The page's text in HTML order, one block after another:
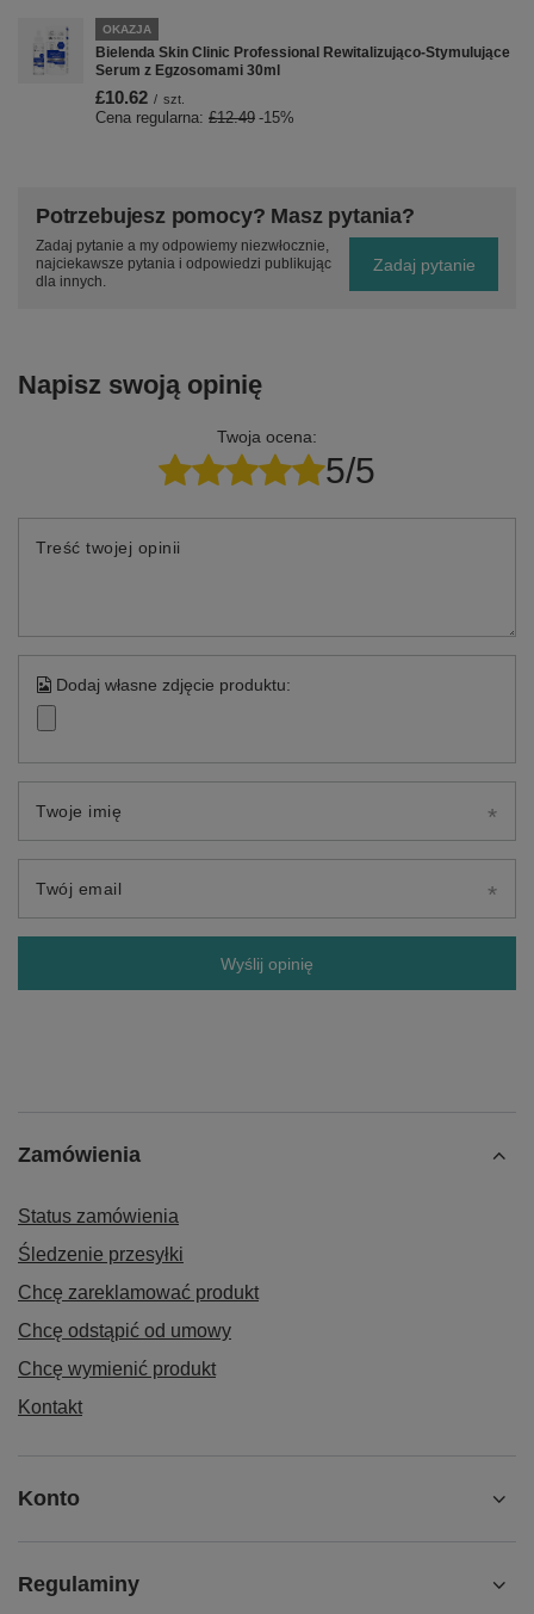
OKAZJA
Bielenda Skin Clinic Professional Rewitalizująco-Stymulujące
Serum z Egzosomami 30ml
£10.62 / szt.
Cena regularna: £12.49 -15%
Potrzebujesz pomocy? Masz pytania?
Zadaj pytanie a my odpowiemy niezwłocznie,
najciekawsze pytania i odpowiedzi publikując
dla innych.
Zadaj pytanie
Napisz swoją opinię
Twoja ocena:
5/5
Treść twojej opinii
Dodaj własne zdjęcie produktu:
Twoje imię
Twój email
Wyślij opinię
Zamówienia
Status zamówienia
Śledzenie przesyłki
Chcę zareklamować produkt
Chcę odstąpić od umowy
Chcę wymienić produkt
Kontakt
Konto
Regulaminy